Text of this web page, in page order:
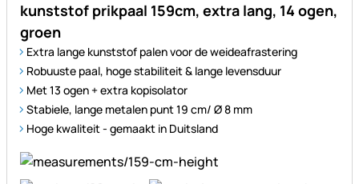
kunststof prikpaal 159cm, extra lang, 14 ogen,
groen
Extra lange kunststof palen voor de weideafrastering
Robuuste paal, hoge stabiliteit & lange levensduur
Met 13 ogen + extra kopisolator
Stabiele, lange metalen punt 19 cm/ Ø 8 mm
Hoge kwaliteit - gemaakt in Duitsland